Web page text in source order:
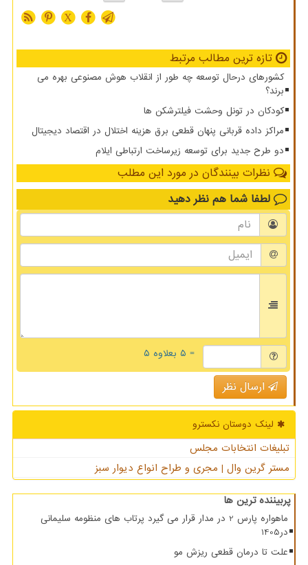
X
تازه ترین مطالب مرتبط
کشورهای درحال توسعه چه طور از انقلاب هوش مصنوعی بهره می
برند؟
کودکان در تونل وحشت فیلترشکن ها
مراکز داده قربانی پنهان قطعی برق هزینه اختلال در اقتصاد دیجیتال
دو طرح جدید برای توسعه زیرساخت ارتباطی ایلام
نظرات بینندگان در مورد این مطلب
لطفا شما هم نظر دهید
= ۵ بعلاوه ۵
ارسال نظر
لینک دوستان نكسترو
تبلیغات انتخابات مجلس
مستر گرین وال | مجری و طراح انواع دیوار سبز
پربیننده ترین ها
ماهواره پارس 2 در مدار قرار می گیرد پرتاب های منظومه سلیمانی
در1405
علت تا درمان قطعی ریزش مو